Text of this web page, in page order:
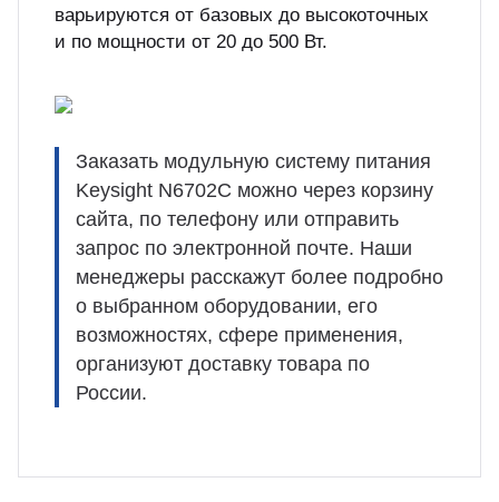
варьируются от базовых до высокоточных
и по мощности от 20 до 500 Вт.
Заказать модульную систему питания
Keysight N6702C можно через корзину
сайта, по телефону или отправить
запрос по электронной почте. Наши
менеджеры расскажут более подробно
о выбранном оборудовании, его
возможностях, сфере применения,
организуют доставку товара по
России.